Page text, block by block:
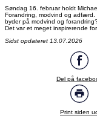
Søndag 16. februar holdt
Forandring, modvind og adfærd.
byder på modvind og
Det var et meget inspirerende
Sidst opdateret 13.07.2026
Del på
Print siden